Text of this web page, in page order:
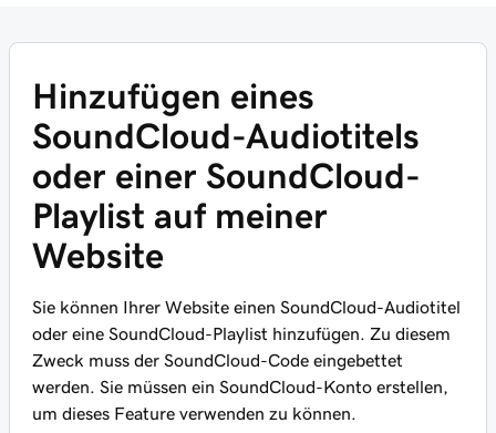
Hinzufügen eines
SoundCloud-Audiotitels
oder einer SoundCloud-
Playlist auf meiner
Website
Sie können Ihrer Website einen SoundCloud-Audiotitel
oder eine SoundCloud-Playlist hinzufügen. Zu diesem
Zweck muss der SoundCloud-Code eingebettet
werden. Sie müssen ein SoundCloud-Konto erstellen,
um dieses Feature verwenden zu können.